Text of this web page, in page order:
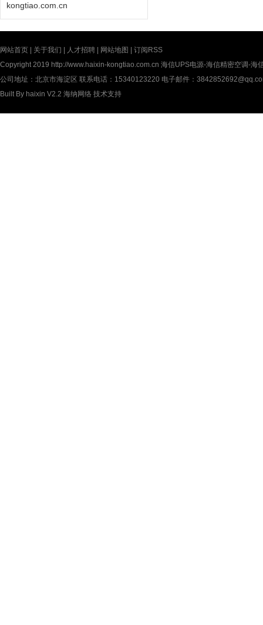
kongtiao.com.cn
网站首页 关于我们 人才招聘 网站地图
订阅RSS
Copyright 2019 http://www.haixin-kongtiao.com.cn 海信UPS电源-海信精密空调-海
公司地址：北京市海淀区 联系电话：15340123220 电子邮件：
Built By haixin V2.2 海纳网络 技术支持